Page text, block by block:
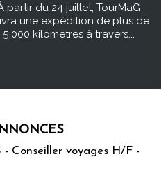
partir du 24 juillet, TourMaG
une expédition de plus de
5 000 kilomètres à travers...
- Conseiller voyages H/F -